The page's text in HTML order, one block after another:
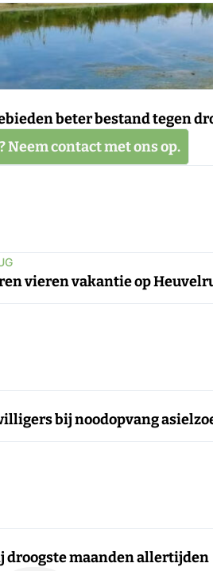
beter bestand tegen
Neem contact met ons op.
vieren vakantie op
bij noodopvang
droogste maanden allertijden